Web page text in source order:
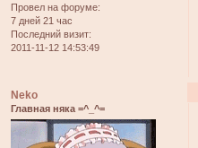
Провел на форуме:
7 дней 21 час
Последний визит:
2011-11-12 14:53:49
Neko
Главная няка =^_^=